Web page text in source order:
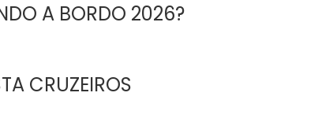
A BORDO 2026?
CRUZEIROS